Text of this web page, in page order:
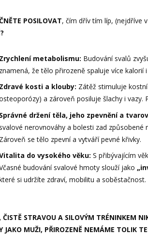
POSILOVAT, čím dřív tím líp, (nejdříve
Zrychlení metabolismu: Budování svalů
znamená, že tělo přirozeně spaluje více kalorií
Zdravé kosti a klouby: Zátěž stimuluje
a zároveň posiluje šlachy i vazy.
Správné držení těla, jeho zpevnění a
nerovnováhy a bolesti zad způsobené
Zároveň se tělo zpevní a vytváří pevné křivky.
do vysokého věku: S přibývajícím
budování svalové hmoty slouží jako
si udržíte zdraví, mobilitu a soběstačnost.
ČISTĚ STRAVOU A SILOVÝM TRÉNINKEM
JAKO MUŽI, PŘIROZENĚ NEMÁME TOLIK